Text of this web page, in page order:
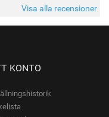
Visa alla recensioner
KONTO